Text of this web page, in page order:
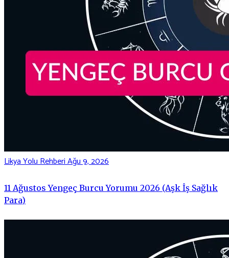
Likya Yolu RehberiAğu 9, 2026
11 Ağustos Yengeç Burcu Yorumu 2026 (Aşk İş Sağlık
Para)